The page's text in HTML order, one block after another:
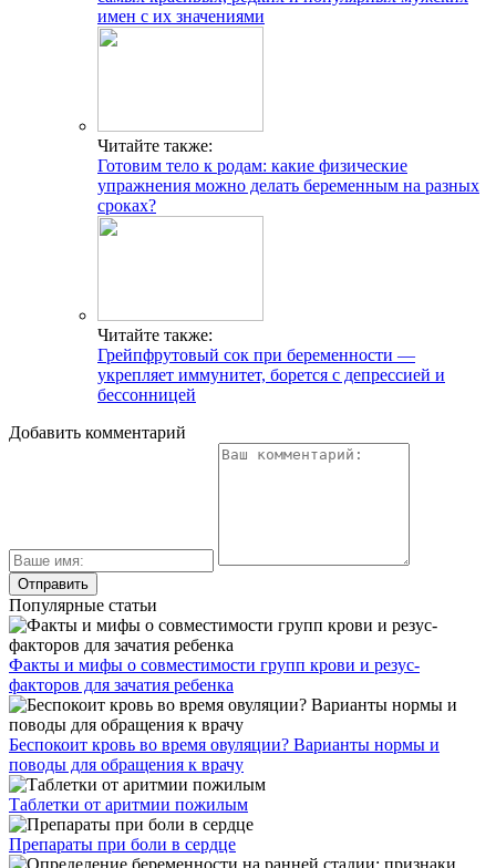
имен с их значениями
Читайте также:
Готовим тело к родам: какие физические
упражнения можно делать беременным на разных
сроках?
Читайте также:
Грейпфрутовый сок при беременности —
укрепляет иммунитет, борется с депрессией и
бессонницей
Добавить комментарий
Популярные статьи
Факты и мифы о совместимости групп крови и резус-
факторов для зачатия ребенка
Беспокоит кровь во время овуляции? Варианты нормы и
поводы для обращения к врачу
Таблетки от аритмии пожилым
Препараты при боли в сердце